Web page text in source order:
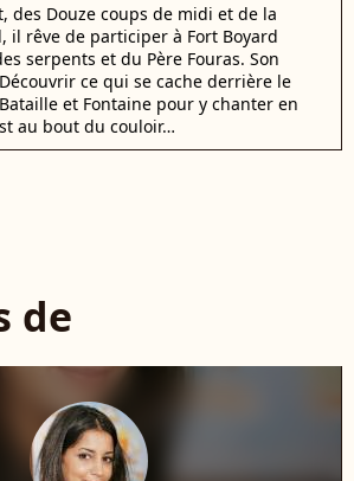
des Douze coups de midi et de la
il rêve de participer à Fort Boyard
serpents et du Père Fouras. Son
ce qui se cache derrière le
et Fontaine pour y chanter en
au bout du couloir…
de